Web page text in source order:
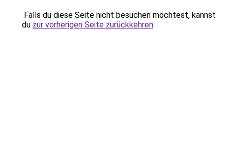
Falls du diese Seite nicht besuchen möchtest, kannst
du zur vorherigen Seite zurückkehren.